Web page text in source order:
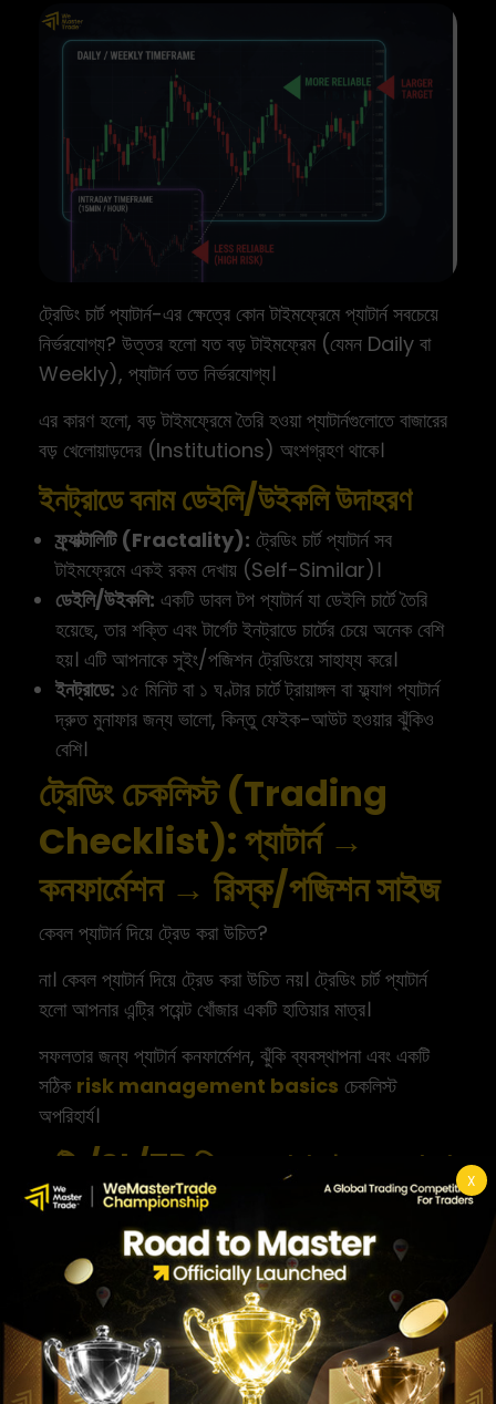
X
ট্রেডিং চার্ট প্যাটার্ন-এর ক্ষেত্রে কোন টাইমফ্রেমে প্যাটার্ন সবচেয়ে
নির্ভরযোগ্য? উত্তর হলো যত বড় টাইমফ্রেম (যেমন Daily বা
Weekly), প্যাটার্ন তত নির্ভরযোগ্য।
এর কারণ হলো, বড় টাইমফ্রেমে তৈরি হওয়া প্যাটার্নগুলোতে বাজারের
বড় খেলোয়াড়দের (Institutions) অংশগ্রহণ থাকে।
ইনট্রাডে বনাম ডেইলি/উইকলি উদাহরণ
ফ্র্যাক্টালিটি (Fractality): ট্রেডিং চার্ট প্যাটার্ন সব
টাইমফ্রেমে একই রকম দেখায় (Self-Similar)।
ডেইলি/উইকলি: একটি ডাবল টপ প্যাটার্ন যা ডেইলি চার্টে তৈরি
হয়েছে, তার শক্তি এবং টার্গেট ইনট্রাডে চার্টের চেয়ে অনেক বেশি
হয়। এটি আপনাকে সুইং/পজিশন ট্রেডিংয়ে সাহায্য করে।
ইনট্রাডে: ১৫ মিনিট বা ১ ঘণ্টার চার্টে ট্রায়াঙ্গল বা ফ্ল্যাগ প্যাটার্ন
দ্রুত মুনাফার জন্য ভালো, কিন্তু ফেইক-আউট হওয়ার ঝুঁকিও
বেশি।
ট্রেডিং চেকলিস্ট (Trading
Checklist): প্যাটার্ন →
কনফার্মেশন → রিস্ক/পজিশন সাইজ
কেবল প্যাটার্ন দিয়ে ট্রেড করা উচিত?
না। কেবল প্যাটার্ন দিয়ে ট্রেড করা উচিত নয়। ট্রেডিং চার্ট প্যাটার্ন
হলো আপনার এন্ট্রি পয়েন্ট খোঁজার একটি হাতিয়ার মাত্র।
সফলতার জন্য প্যাটার্ন কনফার্মেশন, ঝুঁকি ব্যবস্থাপনা এবং একটি
সঠিক risk management basics চেকলিস্ট
অপরিহার্য।
এন্ট্রি/SL/TP নিয়ম ও সাধারণ ভুল এড়ানো
একটি সুশৃঙ্খল ট্রেড কার্যকর করার জন্য এই নিয়মগুলো মানুন:
প্যাটার্ন শনাক্তকরণ:একটি নির্ভরযোগ্য ট্রেডিং চার্ট প্যাটার্ন খুঁজে বের
করুন।
কনফার্মেশন:ভলিউম, রি-টেস্ট এবং ক্যান্ডেল ক্লোজ দেখে নিশ্চিত
করুন যে এটি ফেইক-আউট নয়।